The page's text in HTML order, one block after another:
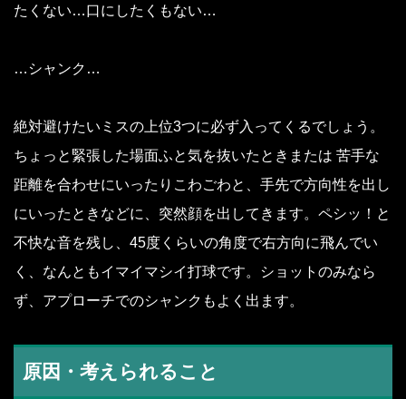
たくない…口にしたくもない…
…シャンク…
絶対避けたいミスの上位3つに必ず入ってくるでしょう。
ちょっと緊張した場面ふと気を抜いたときまたは 苦手な
距離を合わせにいったり こわごわと、手先で方向性を出し
にいったときなどに、突然顔を出してきます。ペシッ！と
不快な音を残し、45度くらいの角度で右方向に飛んでい
く、なんともイマイマシイ打球です。ショットのみなら
ず、アプローチでのシャンクもよく出ます。
原因・考えられること